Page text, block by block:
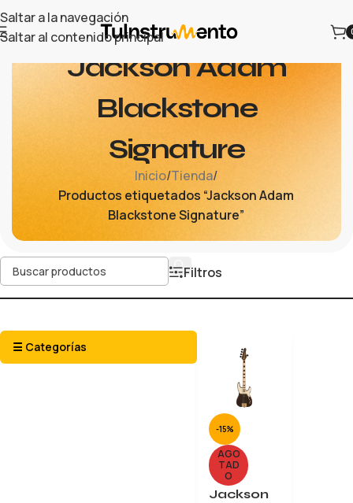
Saltar a la navegación
Saltar al contenido principal
Jackson Adam
Blackstone
Signature
Inicio/Tienda/
Productos etiquetados “Jackson Adam
Blackstone Signature”
Filtros
☰ Categorías
-15%
AGO
TAD
O
Jackson